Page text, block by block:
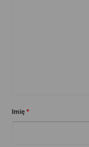
Imię *